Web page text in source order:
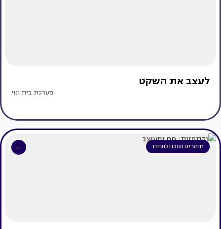
לעצב את השקט
מערכת בית ונוי
חומרים וטכנולוגיות